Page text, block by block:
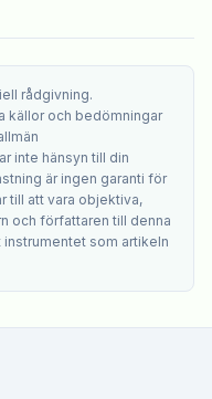
rådgivning.
källor och bedömningar
inte hänsyn till din
är ingen garanti för
till att vara objektiva,
och författaren till denna
som artikeln